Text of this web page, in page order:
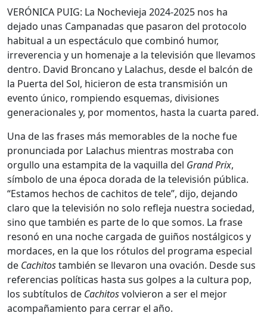
VERÓNICA PUIG: La Nochevieja 2024-2025 nos ha
dejado unas Campanadas que pasaron del protocolo
habitual a un espectáculo que combinó humor,
irreverencia y un homenaje a la televisión que llevamos
dentro. David Broncano y Lalachus, desde el balcón de
la Puerta del Sol, hicieron de esta transmisión un
evento único, rompiendo esquemas, divisiones
generacionales y, por momentos, hasta la cuarta pared.
Una de las frases más memorables de la noche fue
pronunciada por Lalachus mientras mostraba con
orgullo una estampita de la vaquilla del Grand Prix,
símbolo de una época dorada de la televisión pública.
“Estamos hechos de cachitos de tele”, dijo, dejando
claro que la televisión no solo refleja nuestra sociedad,
sino que también es parte de lo que somos. La frase
resonó en una noche cargada de guiños nostálgicos y
mordaces, en la que los rótulos del programa especial
de Cachitostambién se llevaron una ovación. Desde sus
referencias políticas hasta sus golpes a la cultura pop,
los subtítulos de Cachitosvolvieron a ser el mejor
acompañamiento para cerrar el año.